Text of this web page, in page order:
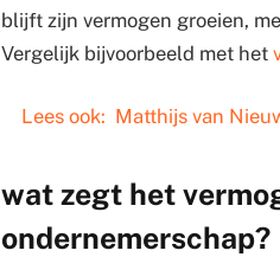
blijft zijn vermogen groeien,
Vergelijk bijvoorbeeld met het
Lees ook: Matthijs van
wat zegt het
ondernemerschap?